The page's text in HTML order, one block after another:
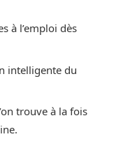
à l’emploi dès
intelligente du
trouve à la fois